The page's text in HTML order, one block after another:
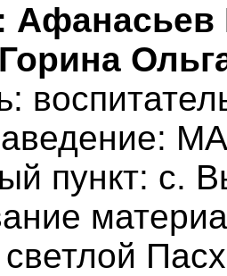
Афанасьев
пункт: с.